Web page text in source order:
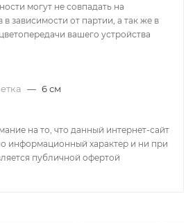
могут не совпадать на
в зависимости от партии, а так же в
вашего устройства
— 6 см
на то, что данный интернет-сайт
информационный характер и ни при
публичной офертой